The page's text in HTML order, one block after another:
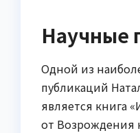
Научные
Одной из
публикаций
является книга
от Возрождения